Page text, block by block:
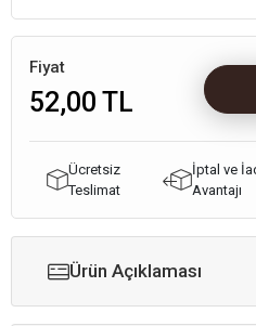
Fiyat
52,00 TL
Ücretsiz
Teslimat
İptal ve
Avantajı
Ürün Açıklaması